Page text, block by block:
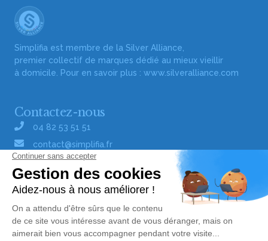
Simplifia est membre de la Silver Alliance,
premier collectif de marques dédié au mieux vieillir
à domicile. Pour en savoir plus : www.silveralliance.com
Contactez-nous
04 82 53 51 51
contact@simplifia.fr
Réseaux sociaux
Liens utiles